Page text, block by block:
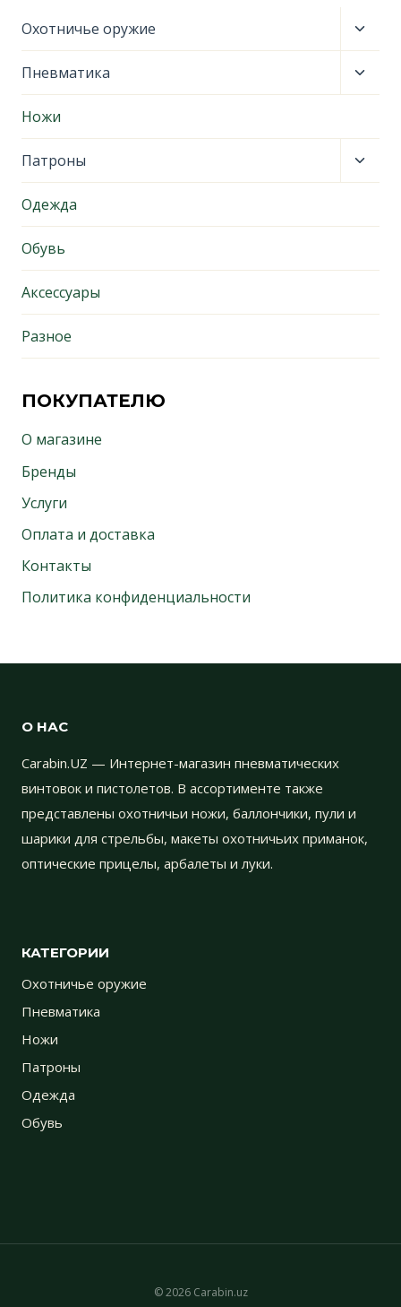
Охотничье оружие
меню
Пневматика
Ножи
Патроны
Одежда
Обувь
Аксессуары
Разное
ПОКУПАТЕЛЮ
О магазине
Бренды
Услуги
Оплата и доставка
Контакты
Политика конфиденциальности
О НАС
Carabin.UZ — Интернет-магазин пневматических
винтовок и пистолетов. В ассортименте также
представлены охотничьи ножи, баллончики, пули и
шарики для стрельбы, макеты охотничьих приманок,
оптические прицелы, арбалеты и луки.
КАТЕГОРИИ
Охотничье оружие
Пневматика
Ножи
Патроны
Одежда
Обувь
© 2026 Carabin.uz